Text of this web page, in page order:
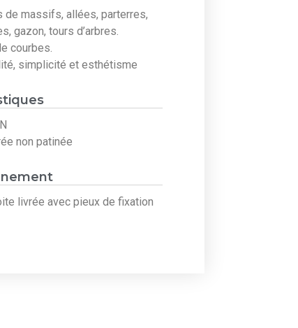
de massifs, allées, parterres,
gazon, tours d’arbres.
courbes.
simplicité et esthétisme
non patinée
livrée avec pieux de fixation